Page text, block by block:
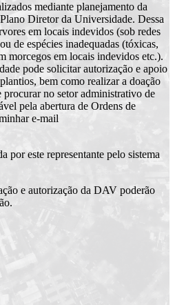
mediante planejamento da
Diretor da Universidade. Dessa
em locais indevidos (sob redes
de espécies inadequadas (tóxicas,
morcegos em locais indevidos etc.).
pode solicitar autorização e apoio
bem como realizar a doação
procurar no setor administrativo de
pela abertura de Ordens de
e-mail
por este representante pelo sistema
e autorização da DAV poderão